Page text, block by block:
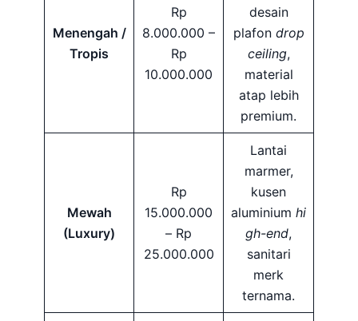
Menengah /
Tropis
Rp
8.000.000 –
Rp
10.000.000
desain
plafon drop
ceiling,
material
atap lebih
premium.
Mewah
(Luxury)
Rp
15.000.000
– Rp
25.000.000
Lantai
marmer,
kusen
aluminium hi
gh-end,
sanitari
merk
ternama.